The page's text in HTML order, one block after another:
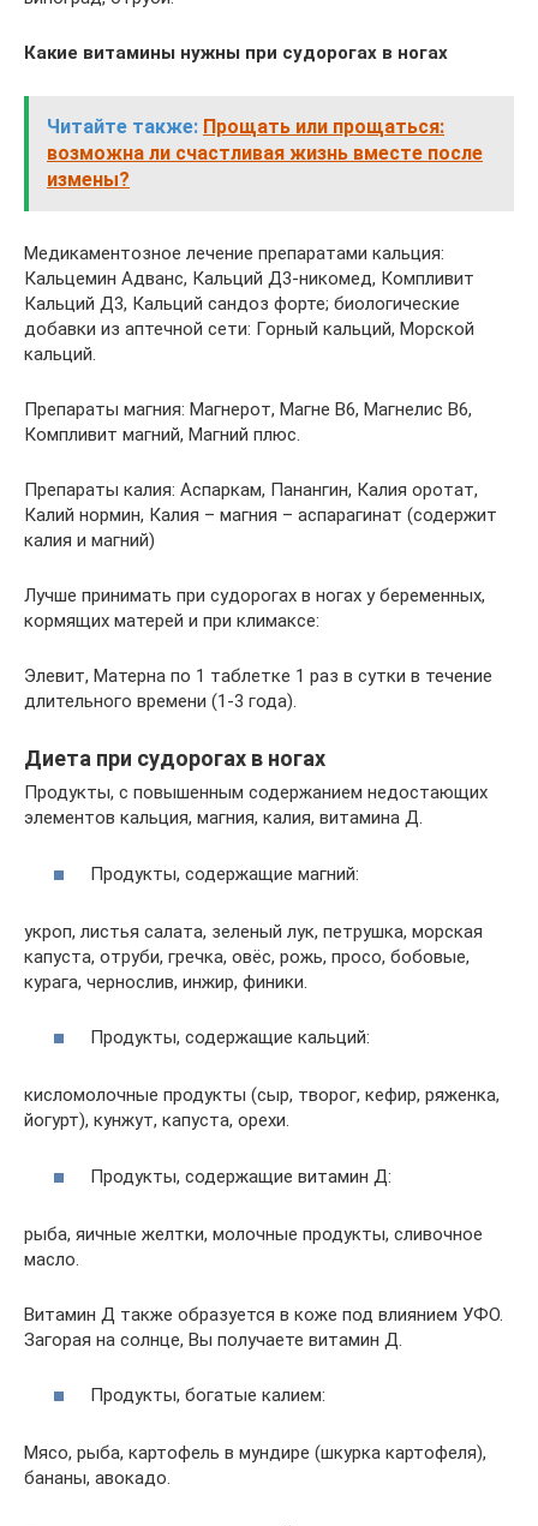
Какие витамины нужны при судорогах в ногах
Читайте также: Прощать или прощаться:
возможна ли счастливая жизнь вместе после
измены?
Медикаментозное лечение препаратами кальция:
Кальцемин Адванс, Кальций Д3-никомед, Компливит
Кальций Д3, Кальций сандоз форте; биологические
добавки из аптечной сети: Горный кальций, Морской
кальций.
Препараты магния: Магнерот, Магне В6, Магнелис В6,
Компливит магний, Магний плюс.
Препараты калия: Аспаркам, Панангин, Калия оротат,
Калий нормин, Калия – магния – аспарагинат (содержит
калия и магний)
Лучше принимать при судорогах в ногах у беременных,
кормящих матерей и при климаксе:
Элевит, Матерна по 1 таблетке 1 раз в сутки в течение
длительного времени (1-3 года).
Диета при судорогах в ногах
Продукты, с повышенным содержанием недостающих
элементов кальция, магния, калия, витамина Д.
Продукты, содержащие магний:
укроп, листья салата, зеленый лук, петрушка, морская
капуста, отруби, гречка, овёс, рожь, просо, бобовые,
курага, чернослив, инжир, финики.
Продукты, содержащие кальций:
кисломолочные продукты (сыр, творог, кефир, ряженка,
йогурт), кунжут, капуста, орехи.
Продукты, содержащие витамин Д:
рыба, яичные желтки, молочные продукты, сливочное
масло.
Витамин Д также образуется в коже под влиянием УФО.
Загорая на солнце, Вы получаете витамин Д.
Продукты, богатые калием:
Мясо, рыба, картофель в мундире (шкурка картофеля),
бананы, авокадо.